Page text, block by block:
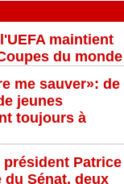
maintient
du monde
me sauver»: de
jeunes
toujours à
président Patrice
du Sénat, deux